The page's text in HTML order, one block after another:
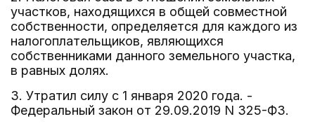
участков, находящихся в общей совместной
собственности, определяется для каждого из
налогоплательщиков, являющихся
собственниками данного земельного участка,
в равных долях.
3. Утратил силу с 1 января 2020 года. -
Федеральный закон от 29.09.2019 N 325-ФЗ.